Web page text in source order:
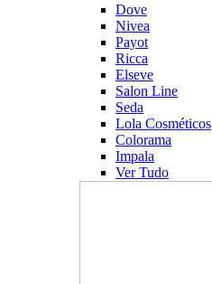
Dove
Nivea
Payot
Ricca
Elseve
Salon Line
Seda
Lola Cosméticos
Colorama
Impala
Ver Tudo